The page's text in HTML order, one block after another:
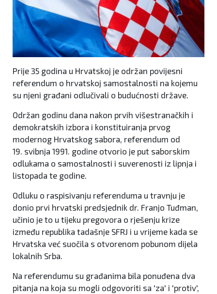
Prije 35 godina u Hrvatskoj je održan povijesni
referendum o hrvatskoj samostalnosti na kojemu
su njeni građani odlučivali o budućnosti države.
Održan godinu dana nakon prvih višestranačkih i
demokratskih izbora i konstituiranja prvog
modernog Hrvatskog sabora, referendum od
19. svibnja 1991. godine otvorio je put saborskim
odlukama o samostalnosti i suverenosti iz lipnja i
listopada te godine.
Odluku o raspisivanju referenduma u travnju je
donio prvi hrvatski predsjednik dr. Franjo Tuđman,
učinio je to u tijeku pregovora o rješenju krize
između republika tadašnje SFRJ i u vrijeme kada se
Hrvatska već suočila s otvorenom pobunom dijela
lokalnih Srba.
Na referendumu su građanima bila ponuđena dva
pitanja na koja su mogli odgovoriti sa 'za' i 'protiv',